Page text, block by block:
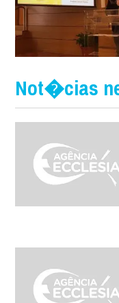
Not�cias